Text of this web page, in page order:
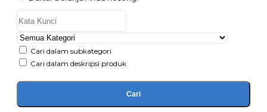
Cari dalam subkategori
Cari dalam deskripsi produk
Cari